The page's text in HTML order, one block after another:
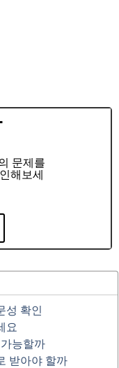
문제를
해보세
성 확인
요
능할까
받아야 할까